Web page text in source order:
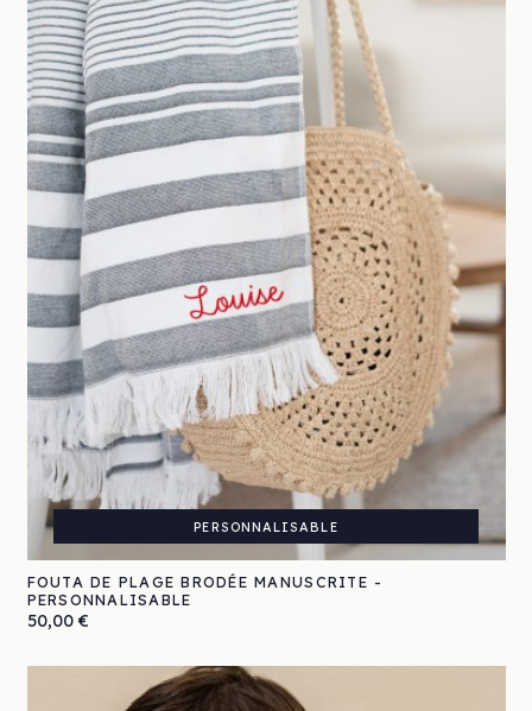
PERSONNALISABLE
FOUTA DE PLAGE BRODÉE MANUSCRITE -
PERSONNALISABLE
Prix
50,00 €